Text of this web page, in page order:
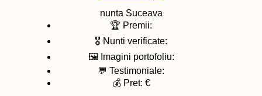
nunta Suceava
🏆 Premii:
🎖️ Nunti verificate:
🖼️ Imagini portofoliu:
💬 Testimoniale:
💰 Pret: €